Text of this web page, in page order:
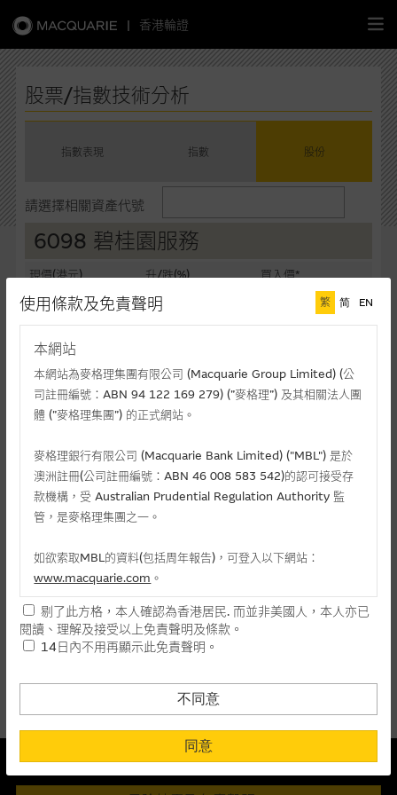
| 香港輪證
牛熊證
選股攻略
中資股票專頁
麥格理投資教室
關於我們
股票/指數技術分析
指數表現 指數 股份
請選擇相關資產代號
6098 碧桂園服務
現價(港元)
升/跌(%)
買入價*
相關圖表
相關認股證/牛熊證
認購 認沽 牛證
編號 相關資產 行使價 價格 升/跌(%)
26943 碧桂園服務(認購) 8.88 0.021 - 8.70
最後更新時間:06-08-2026 13:15 (15分鐘延遲)
使用條款及免責聲明 繁 简 EN
本網站
本網站為麥格理集團有限公司 (Macquarie Group Limited) (公
司註冊編號：ABN 94 122 169 279) (”麥格理”) 及其相關法人團
體 (”麥格理集團”) 的正式網站。
麥格理銀行有限公司 (Macquarie Bank Limited) ("MBL") 是於
澳洲註冊(公司註冊編號：ABN 46 008 583 542)的認可接受存
款機構，受 Australian Prudential Regulation Authority 監
管，是麥格理集團之一。
如欲索取MBL的資料(包括周年報告)，可登入以下網站：
www.macquarie.com 。
本網站所載資料會隨時更改，而不作另行通知，如閣下欲取麥格
理的資料，可直接聯絡本集團職員。
民使用，並不提供或發售予美國人。本網站內容無意要約或唆使
閣下購買證券、基金單位或其他投資工具(不論在參考條款上或在
其他地方)，但清楚表明上述意圖的個別段落則屬例外。
提供網站內容的基準 – 使用時請考慮個人風險
剔了此方格，本人確認為香港居民. 而並非美國人，本人亦已
閱讀、理解及接受以上免責聲明及條款。
14日內不用再顯示此免責聲明。
不同意
同意
此內容來自我們在所示日期時認為可靠之來源，且均以真誠提供。然